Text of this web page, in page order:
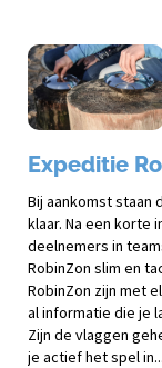
Expeditie
Bij aankomst staan
klaar. Na een korte
deelnemers in
RobinZon slim en
RobinZon zijn met
al informatie die je
Zijn de vlaggen
je actief het spel in...